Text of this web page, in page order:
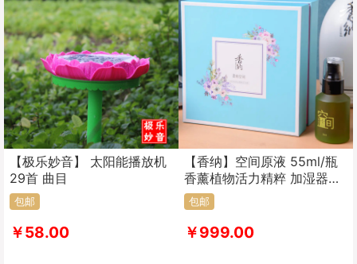
【极乐妙音】 太阳能播放机
29首 曲目
包邮
￥58.00
【香纳】空间原液 55ml/瓶
香薰植物活力精粹 加湿器专
用 室内熏香家用
包邮
￥999.00